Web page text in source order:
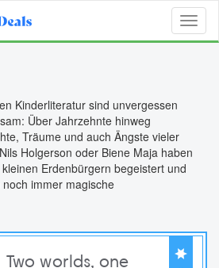
Kinderliteratur sind unvergessen
Über Jahrzehnte hinweg
Träume und auch Ängste vieler
Holgerson oder Biene Maja haben
Erdenbürgern begeistert und
immer magische
Two worlds, one